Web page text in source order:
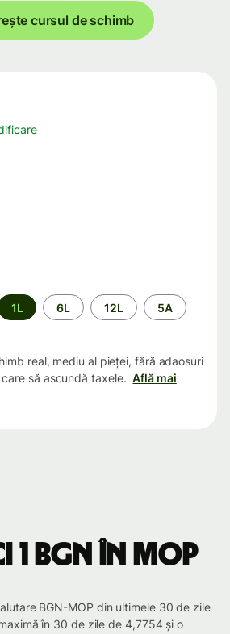
cursul de schimb
1L 6L 12L 5A
real, mediu al pieței, fără adaosuri
să ascundă taxele. Află mai
BGN în MOP
BGN-MOP din ultimele 30 de zile
în 30 de zile de 4,7754 și o